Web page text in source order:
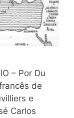
– Por Du
de
e
Carlos